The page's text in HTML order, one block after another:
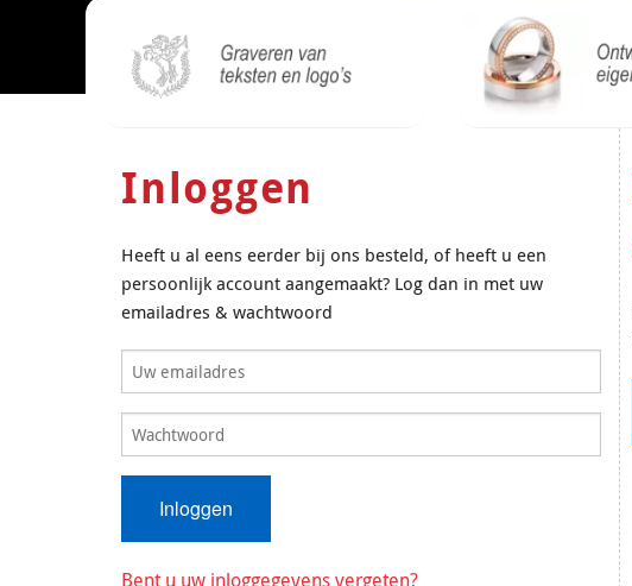
Inloggen
Heeft u al eens eerder bij ons besteld, of heeft u een
persoonlijk account aangemaakt? Log dan in met uw
emailadres & wachtwoord
Bent u uw inloggegevens vergeten?